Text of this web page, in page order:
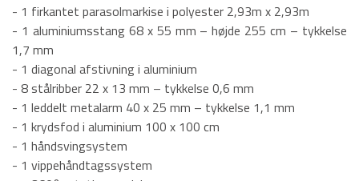
- 1 firkantet parasolmarkise i polyester 2,93m x 2,93m
- 1 aluminiumsstang 68 x 55 mm – højde 255 cm – tykkelse
1,7 mm
- 1 diagonal afstivning i aluminium
- 8 stålribber 22 x 13 mm – tykkelse 0,6 mm
- 1 leddelt metalarm 40 x 25 mm – tykkelse 1,1 mm
- 1 krydsfod i aluminium 100 x 100 cm
- 1 håndsvingsystem
- 1 vippehåndtagssystem